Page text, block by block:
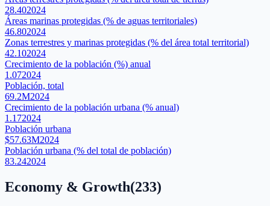
28.402024
Áreas marinas protegidas (% de aguas territoriales)
46.802024
Zonas terrestres y marinas protegidas (% del área total territorial)
42.102024
Crecimiento de la población (%) anual
1.072024
Población, total
69.2M2024
Crecimiento de la población urbana (% anual)
1.172024
Población urbana
$57.63M2024
Población urbana (% del total de población)
83.242024
Economy & Growth(233)